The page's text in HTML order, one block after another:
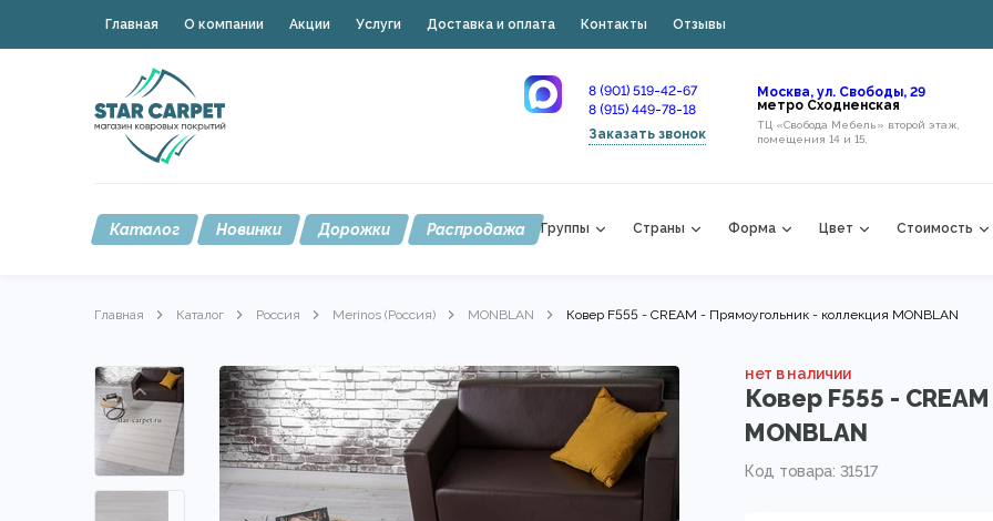
Главная О компании Акции Услуги Доставка и оплата Контакты Отзывы
8 (901) 519-42-67
8 (915) 449-78-18
Заказать звонок
Москва, ул. Свободы, 29
метро Сходненская
ТЦ «Свобода Мебель» второй этаж,
помещения 14 и 15,
Каталог Новинки Дорожки Распродажа Группы Страны Форма Цвет Стоимость
Главная Каталог Россия Merinos (Россия) MONBLAN Ковер F555 - CREAM - Прямоугольник - коллекция MONBLAN
нет в наличии
Ковер F555 -
MONBLAN
Код товара: 31517